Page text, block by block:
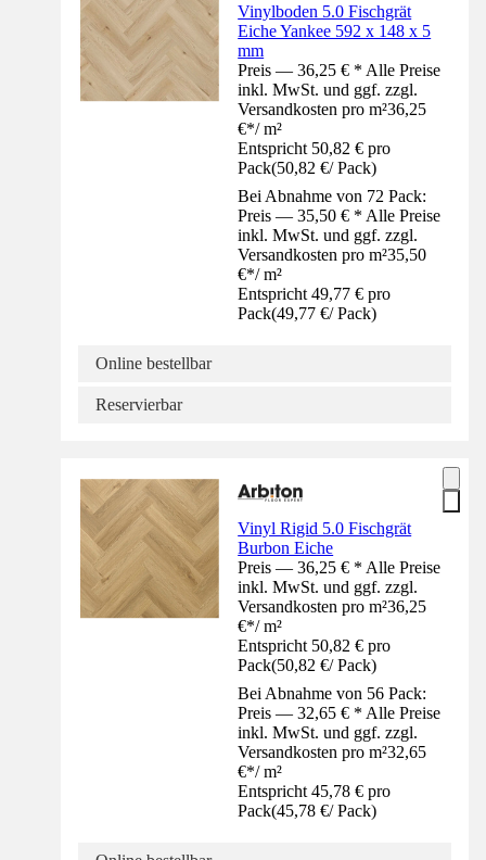
Vinylboden 5.0 Fischgrät
Eiche Yankee 592 x 148 x 5
mm
Preis — 36,25 € * Alle Preise
inkl. MwSt. und ggf. zzgl.
Versandkosten pro m²36,25
€*/ m²
Entspricht 50,82 € pro
Pack(50,82 €/ Pack)
Bei Abnahme von 72 Pack:
Preis — 35,50 € * Alle Preise
inkl. MwSt. und ggf. zzgl.
Versandkosten pro m²35,50
€*/ m²
Entspricht 49,77 € pro
Pack(49,77 €/ Pack)
Online bestellbar
Reservierbar
Vinyl Rigid 5.0 Fischgrät
Burbon Eiche
Preis — 36,25 € * Alle Preise
inkl. MwSt. und ggf. zzgl.
Versandkosten pro m²36,25
€*/ m²
Entspricht 50,82 € pro
Pack(50,82 €/ Pack)
Bei Abnahme von 56 Pack:
Preis — 32,65 € * Alle Preise
inkl. MwSt. und ggf. zzgl.
Versandkosten pro m²32,65
€*/ m²
Entspricht 45,78 € pro
Pack(45,78 €/ Pack)